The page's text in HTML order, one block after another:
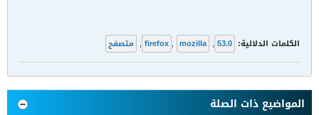
الكلمات الدلالية: 53.0
,
firefox , mozilla
, متصفح
المواضيع ذات الصلة